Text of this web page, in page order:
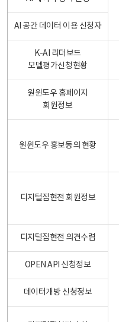
AI 공간 데이터 이용 신청자
K-AI 리더보드
모델평가신청현황
원윈도우 홈페이지
회원정보
원윈도우 홍보동의 현황
디지털집현전 회원정보
디지털집현전 의견수렴
OPEN API 신청정보
데이터개방 신청정보